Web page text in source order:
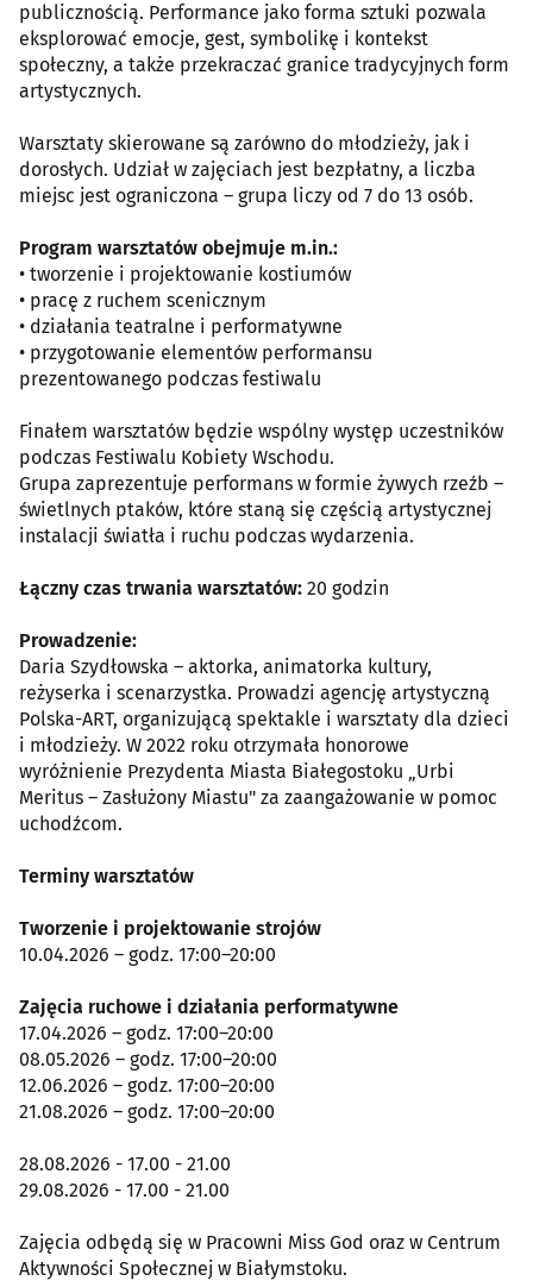
publicznością. Performance jako forma sztuki pozwala
eksplorować emocje, gest, symbolikę i kontekst
społeczny, a także przekraczać granice tradycyjnych form
artystycznych.
Warsztaty skierowane są zarówno do młodzieży, jak i
dorosłych. Udział w zajęciach jest bezpłatny, a liczba
miejsc jest ograniczona – grupa liczy od 7 do 13 osób.
Program warsztatów obejmuje m.in.:
• tworzenie i projektowanie kostiumów
• pracę z ruchem scenicznym
• działania teatralne i performatywne
• przygotowanie elementów performansu
prezentowanego podczas festiwalu
Finałem warsztatów będzie wspólny występ uczestników
podczas Festiwalu Kobiety Wschodu.
Grupa zaprezentuje performans w formie żywych rzeźb –
świetlnych ptaków, które staną się częścią artystycznej
instalacji światła i ruchu podczas wydarzenia.
Łączny czas trwania warsztatów: 20 godzin
Prowadzenie:
Daria Szydłowska – aktorka, animatorka kultury,
reżyserka i scenarzystka. Prowadzi agencję artystyczną
Polska-ART, organizującą spektakle i warsztaty dla dzieci
i młodzieży. W 2022 roku otrzymała honorowe
wyróżnienie Prezydenta Miasta Białegostoku „Urbi
Meritus – Zasłużony Miastu" za zaangażowanie w pomoc
uchodźcom.
Terminy warsztatów
Tworzenie i projektowanie strojów
10.04.2026 – godz. 17:00–20:00
Zajęcia ruchowe i działania performatywne
17.04.2026 – godz. 17:00–20:00
08.05.2026 – godz. 17:00–20:00
12.06.2026 – godz. 17:00–20:00
21.08.2026 – godz. 17:00–20:00
28.08.2026 - 17.00 - 21.00
29.08.2026 - 17.00 - 21.00
Zajęcia odbędą się w Pracowni Miss God oraz w Centrum
Aktywności Społecznej w Białymstoku.